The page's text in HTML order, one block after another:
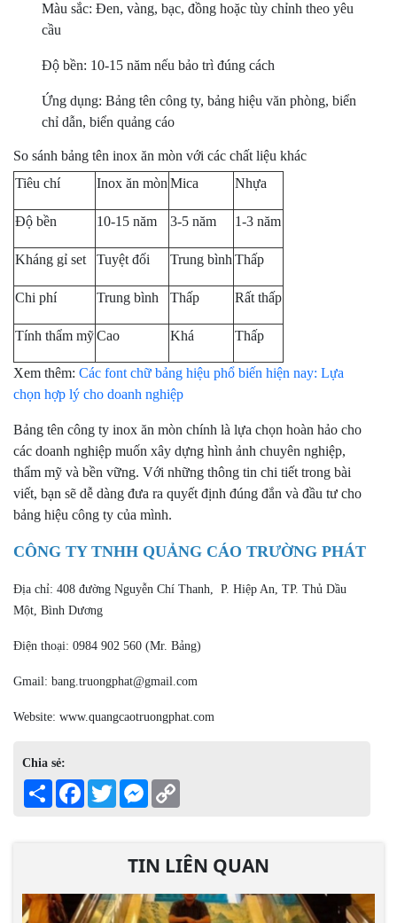
Màu sắc: Đen, vàng, bạc, đồng hoặc tùy chỉnh theo yêu
cầu
Độ bền: 10-15 năm nếu bảo trì đúng cách
Ứng dụng: Bảng tên công ty, bảng hiệu văn phòng, biển
chỉ dẫn, biển quảng cáo
So sánh bảng tên inox ăn mòn với các chất liệu khác
Tiêu chí
Inox ăn mòn Mica Nhựa
Độ bền 10-15 năm 3-5 năm 1-3 năm
Kháng gỉ set Tuyệt đối Trung bình Thấp
Chi phí Trung bình Thấp Rất thấp
Tính thẩm mỹCao Khá Thấp
Xem thêm: Các font chữ bảng hiệu phổ biến hiện nay: Lựa
chọn hợp lý cho doanh nghiệp
Bảng tên công ty inox ăn mòn chính là lựa chọn hoàn hảo cho
các doanh nghiệp muốn xây dựng hình ảnh chuyên nghiệp,
thẩm mỹ và bền vững. Với những thông tin chi tiết trong bài
viết, bạn sẽ dễ dàng đưa ra quyết định đúng đắn và đầu tư cho
bảng hiệu công ty của mình.
CÔNG TY TNHH QUẢNG CÁO TRƯỜNG PHÁT
Địa chỉ: 408 đường Nguyễn Chí Thanh, P. Hiệp An, TP. Thủ Dầu
Một, Bình Dương
Điện thoại: 0984 902 560 (Mr. Bảng)
Gmail: bang.truongphat@gmail.com
Website: www.quangcaotruongphat.com
Chia sẻ:
Share Facebook
TwitterMessenger
TIN LIÊN QUAN